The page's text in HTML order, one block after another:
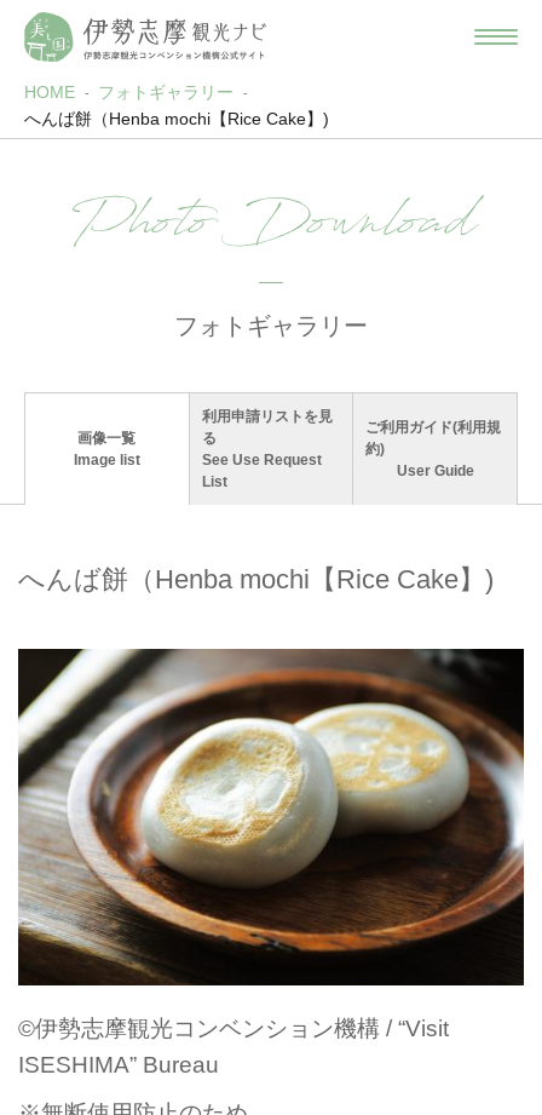
HOME
フォトギャラリー
へんば餅（Henba mochi【Rice Cake】)
Photo Download
フォトギャラリー
画像一覧
Image list
利用申請リストを見
る
See Use Request
List
ご利用ガイド(利用規
約)
User Guide
へんば餅（Henba mochi【Rice Cake】)
©伊勢志摩観光コンベンション機構 / “Visit
ISESHIMA” Bureau